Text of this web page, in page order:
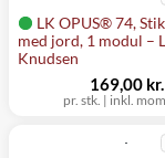
LK OPUS® 74,
med jord, 1 modul –
Knudsen
pr. stk. | inkl.
169,00 kr.